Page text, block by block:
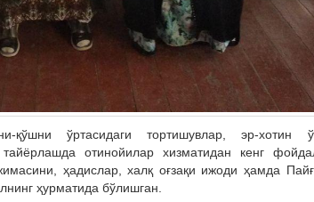
ўртасидаги тортишувлар, эр-хотин
отинойилар хизматидан кенг
ҳадислар, халқ оғзақи ижоди ҳамда
ҳурматида бўлишган.